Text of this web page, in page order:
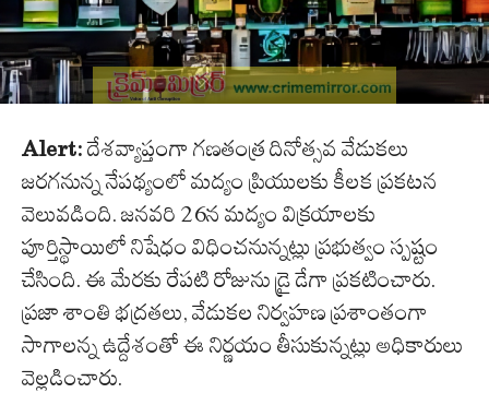
Alert:దేశవ్యాప్తంగా గణతంత్ర దినోత్సవ వేడుకలు
జరగనున్న నేపథ్యంలో మద్యం ప్రియులకు కీలక ప్రకటన
వెలువడింది. జనవరి 26న మద్యం విక్రయాలకు
పూర్తిస్థాయిలో నిషేధం విధించనున్నట్లు ప్రభుత్వం స్పష్టం
చేసింది. ఈ మేరకు రేపటి రోజును డ్రై డేగా ప్రకటించారు.
ప్రజా శాంతి భద్రతలు, వేడుకల నిర్వహణ ప్రశాంతంగా
సాగాలన్న ఉద్దేశంతో ఈ నిర్ణయం తీసుకున్నట్లు అధికారులు
వెల్లడించారు.